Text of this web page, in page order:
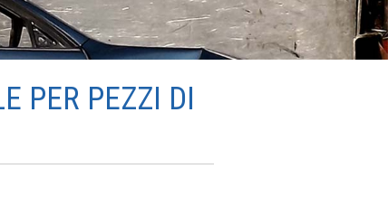
PER PEZZI DI